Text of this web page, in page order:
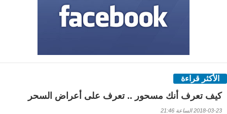
الأكثر قراءة
كيف تعرف أنك مسحور .. تعرف على أعراض السحر
2018-03-23 الساعة 21:46